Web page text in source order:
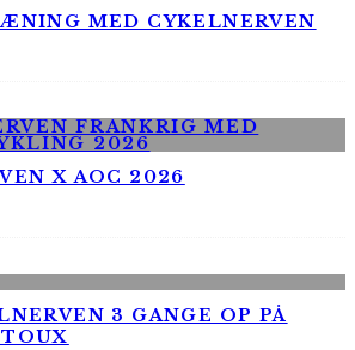
MED CYKELNERVEN
X AOC 2026
3 GANGE OP PÅ